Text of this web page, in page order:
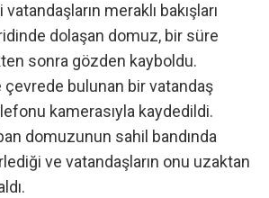
meraklı bakışları
dolaşan domuz, bir süre
sonra gözden kayboldu.
çevrede bulunan bir vatandaş
kamerasıyla kaydedildi.
domuzunun sahil bandında
ve vatandaşların onu uzaktan